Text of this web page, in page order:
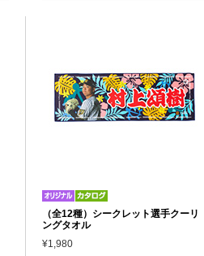
（全12種）シークレット選手クーリ
ングタオル
¥1,980